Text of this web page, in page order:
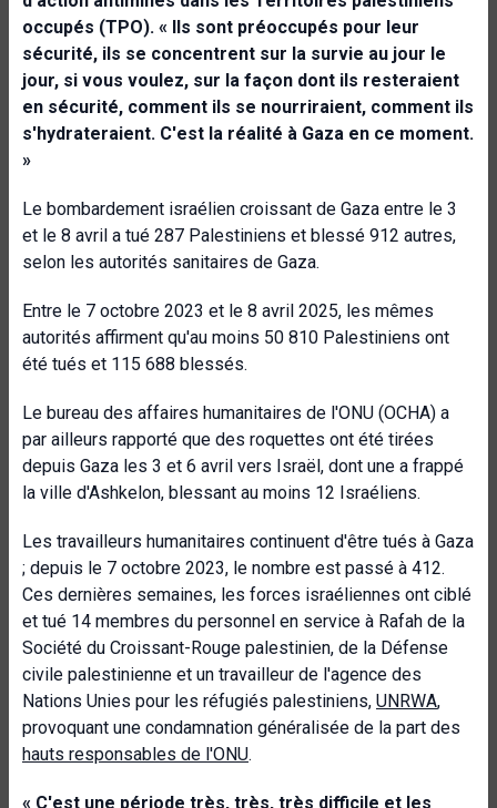
occupés (TPO). « Ils sont préoccupés pour leur
sécurité, ils se concentrent sur la survie au jour le
jour, si vous voulez, sur la façon dont ils resteraient
en sécurité, comment ils se nourriraient, comment ils
s'hydrateraient. C'est la réalité à Gaza en ce moment.
»
Le bombardement israélien croissant de Gaza entre le 3
et le 8 avril a tué 287 Palestiniens et blessé 912 autres,
selon les autorités sanitaires de Gaza.
Entre le 7 octobre 2023 et le 8 avril 2025, les mêmes
autorités affirment qu'au moins 50 810 Palestiniens ont
été tués et 115 688 blessés.
Le bureau des affaires humanitaires de l'ONU (OCHA) a
par ailleurs rapporté que des roquettes ont été tirées
depuis Gaza les 3 et 6 avril vers Israël, dont une a frappé
la ville d'Ashkelon, blessant au moins 12 Israéliens.
Les travailleurs humanitaires continuent d'être tués à Gaza
; depuis le 7 octobre 2023, le nombre est passé à 412.
Ces dernières semaines, les forces israéliennes ont ciblé
et tué 14 membres du personnel en service à Rafah de la
Société du Croissant-Rouge palestinien, de la Défense
civile palestinienne et un travailleur de l'agence des
Nations Unies pour les réfugiés palestiniens, UNRWA,
provoquant une condamnation généralisée de la part des
hauts responsables de l'ONU.
« C'est une période très, très, très difficile et les